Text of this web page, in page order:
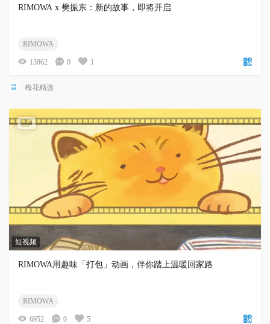
RIMOWA x 樊振东：新的故事，即将开启
RIMOWA
13862 0 1
梅花精选
短视频
RIMOWA用趣味「打包」动画，伴你踏上温暖回家路
RIMOWA
6952 0 5